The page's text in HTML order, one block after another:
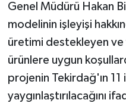
Genel Müdürü Hakan
modelinin işleyişi
üretimi destekleyen ve
ürünlere uygun
projenin Tekirdağ'ın 11
yaygınlaştırılacağını